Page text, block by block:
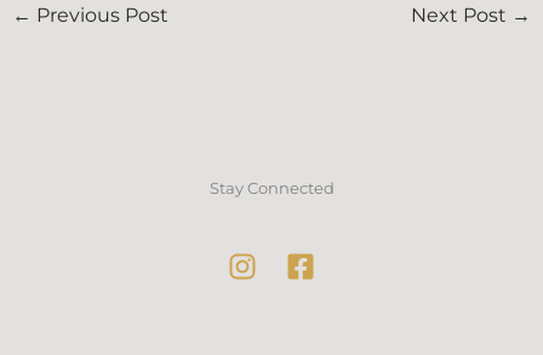
← Previous Post Next Post →
Stay Connected